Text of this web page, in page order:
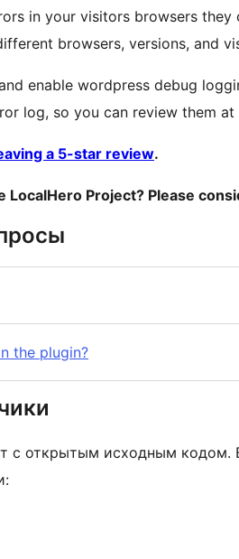
in your visitors browsers
browsers, versions, and
enable wordpress debug
log, so you can review them at
a 5-star review.
Project? Please
the plugin?
с открытым исходным кодом.